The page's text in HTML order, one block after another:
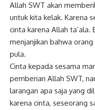
Allah SWT akan
untuk kita kelak. Karena
cinta karena Allah ta’ala.
menjanjikan bahwa
pula.
Cinta kepada sesama
pemberian Allah SWT,
larangan apa saja yang
karena cinta, seseorang